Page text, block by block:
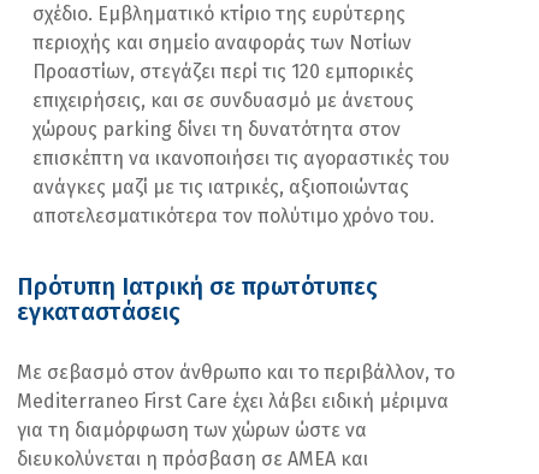
σχέδιο. Εμβληματικό κτίριο της ευρύτερης
περιοχής και σημείο αναφοράς των Νοτίων
Προαστίων, στεγάζει περί τις 120 εμπορικές
επιχειρήσεις, και σε συνδυασμό με άνετους
χώρους parking δίνει τη δυνατότητα στον
επισκέπτη να ικανοποιήσει τις αγοραστικές του
ανάγκες μαζί με τις ιατρικές, αξιοποιώντας
αποτελεσματικότερα τον πολύτιμο χρόνο του.
Πρότυπη Ιατρική σε πρωτότυπες
εγκαταστάσεις
Με σεβασμό στον άνθρωπο και το περιβάλλον, το
Mediterraneo First Care έχει λάβει ειδική μέριμνα
για τη διαμόρφωση των χώρων ώστε να
διευκολύνεται η πρόσβαση σε ΑΜΕΑ και